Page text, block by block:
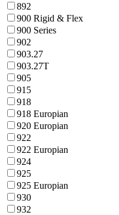
892
900 Rigid & Flex
900 Series
902
903.27
903.27T
905
915
918
918 Europian
920 Europian
922
922 Europian
924
925
925 Europian
930
932